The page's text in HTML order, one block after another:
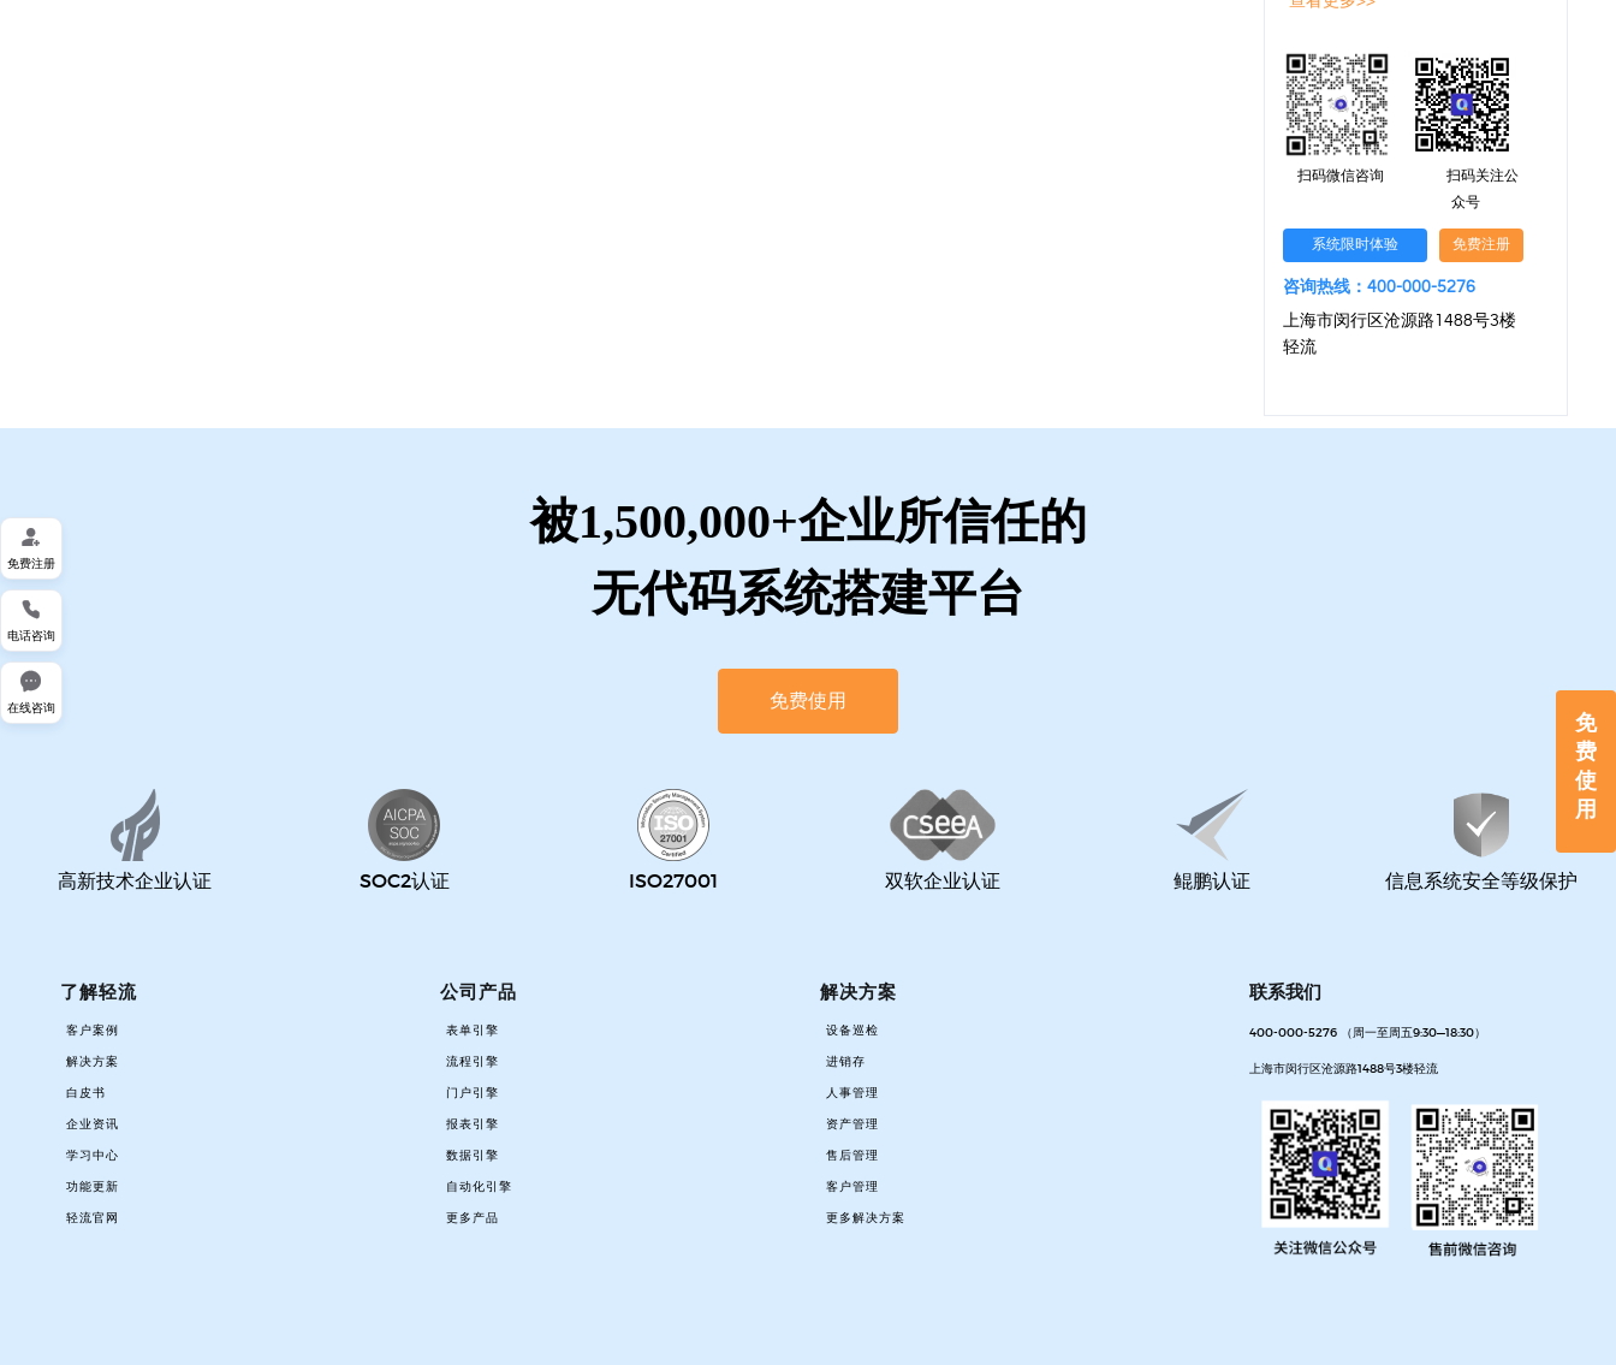
白
免
费
使
用
扫码微信咨询
扫码关注公
众号
系统限时体验 免费注册
咨询热线：400-000-5276
上海市闵行区沧源路1488号3楼
轻流
被1,500,000+企业所信任的
无代码系统搭建平台
免费使用
高新技术企业认证 SOC2认证 ISO27001 双软企业认证 鲲鹏认证 信息系统安全等级保护
了解轻流
客户案例
解决方案
白皮书
企业资讯
学习中心
功能更新
轻流官网
公司产品
表单引擎
流程引擎
门户引擎
报表引擎
数据引擎
自动化引擎
更多产品
解决方案
设备巡检
进销存
人事管理
资产管理
售后管理
客户管理
更多解决方案
联系我们
400-000-5276 （周一至周五9:30—18:30）
上海市闵行区沧源路1488号3楼轻流

免费注册

电话咨询

在线咨询